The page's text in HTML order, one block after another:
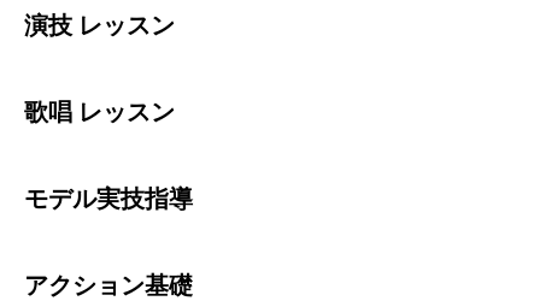
演技 レッスン
歌唱 レッスン
モデル実技指導
アクション基礎